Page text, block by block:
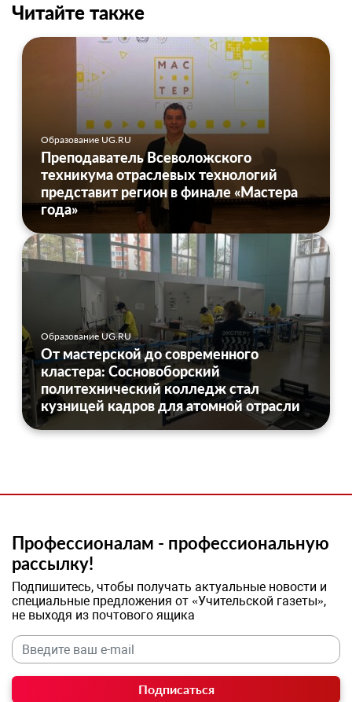
Читайте также
Образование UG.RU
Преподаватель Всеволожского
техникума отраслевых технологий
представит регион в финале «Мастера
года»
Образование UG.RU
От мастерской до современного
кластера: Сосновоборский
политехнический колледж стал
кузницей кадров для атомной отрасли
Профессионалам - профессиональную
рассылку!
Подпишитесь, чтобы получать актуальные новости и
специальные предложения от «Учительской газеты»,
не выходя из почтового ящика
Подписаться